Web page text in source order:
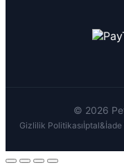
© 2026
Gizlilik Politikasıİptal&İade